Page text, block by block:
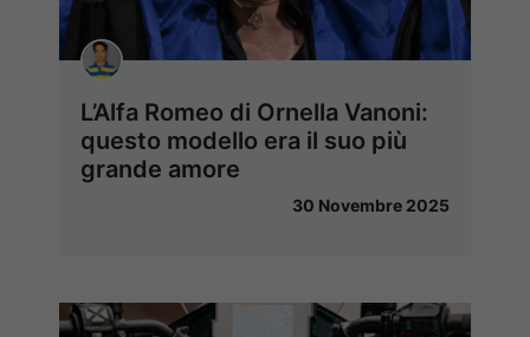
L’Alfa Romeo di Ornella Vanoni:
questo modello era il suo più
grande amore
30 Novembre 2025